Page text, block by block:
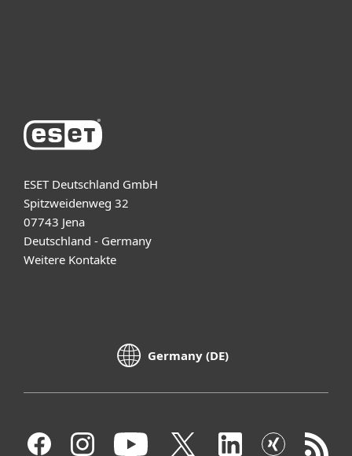
ESET Deutschland GmbH
Spitzweidenweg 32
07743 Jena
Deutschland - Germany
Weitere Kontakte
Germany (DE)